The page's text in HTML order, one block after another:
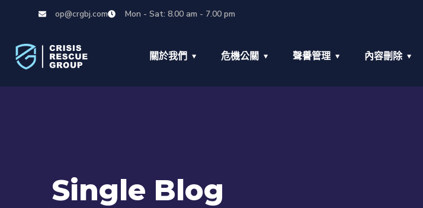
op@crgbj.com Mon - Sat: 8.00 am - 7.00 pm
關於我們 危機公關 聲譽管理 內容刪除
Single Blog